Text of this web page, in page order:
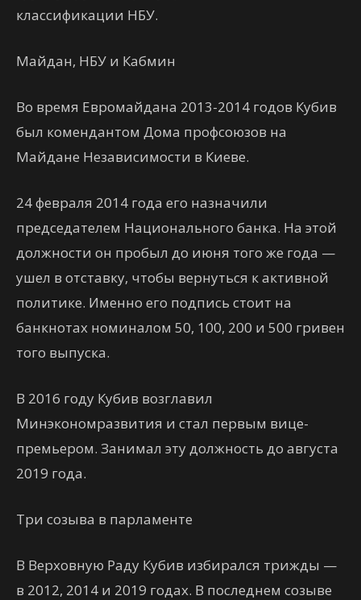
классификации НБУ.
Майдан, НБУ и Кабмин
Во время Евромайдана 2013-2014 годов Кубив
был комендантом Дома профсоюзов на
Майдане Независимости в Киеве.
24 февраля 2014 года его назначили
председателем Национального банка. На этой
должности он пробыл до июня того же года —
ушел в отставку, чтобы вернуться к активной
политике. Именно его подпись стоит на
банкнотах номиналом 50, 100, 200 и 500 гривен
того выпуска.
В 2016 году Кубив возглавил
Минэкономразвития и стал первым вице-
премьером. Занимал эту должность до августа
2019 года.
Три созыва в парламенте
В Верховную Раду Кубив избирался трижды —
в 2012, 2014 и 2019 годах. В последнем созыве